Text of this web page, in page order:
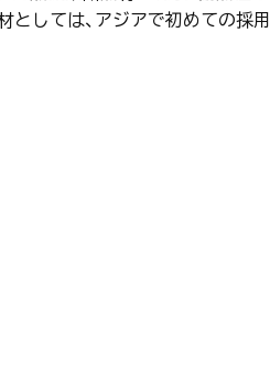
としては、アジアで初めての採用